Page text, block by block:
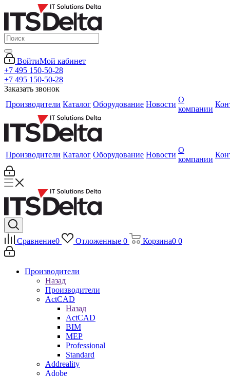
ВойтиМой кабинет
+7 495 150-50-28
+7 495 150-50-28
Заказать звонок
Производители Каталог Оборудование Новости
О
компании
Производители Каталог Оборудование Новости
О
компании
Сравнение0 Отложенные 0 Корзина0 0
Производители
Назад
Производители
ActCAD
Назад
ActCAD
BIM
MEP
Professional
Standard
Addreality
Adobe